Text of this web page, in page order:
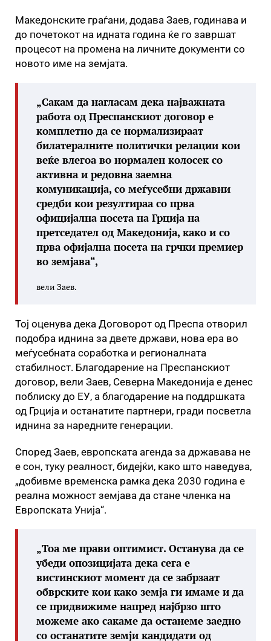
Македонските граѓани, додава Заев, годинава и
до почетокот на идната година ќе го завршат
процесот на промена на личните документи со
новото име на земјата.
„Сакам да нагласам дека најважната
работа од Преспанскиот договор е
комплетно да се нормализираат
билатералните политички релации кои
веќе влегоа во нормален колосек со
активна и редовна заемна
комуникација, со меѓусебни државни
средби кои резултираа со прва
официјална посета на Грција на
претседател од Македонија, како и со
прва офијална посета на грчки премиер
во земјава“,
вели Заев.
Тој оценува дека Договорот од Преспа отворил
подобра иднина за двете држави, нова ера во
меѓусебната соработка и регионалната
стабилност. Благодарение на Преспанскиот
договор, вели Заев, Северна Македонија е денес
поблиску до ЕУ, а благодарение на поддршката
од Грција и останатите партнери, гради посветла
иднина за наредните генерации.
Според Заев, европската агенда за државава не
е сон, туку реалност, бидејќи, како што наведува,
„добивме временска рамка дека 2030 година е
реална можност земјава да стане членка на
Европската Унија“.
„Тоа ме прави оптимист. Останува да се
убеди опозицијата дека сега е
вистинскиот момент да се забрзаат
обврските кои како земја ги имаме и да
се придвижиме напред најбрзо што
можеме ако сакаме да останеме заедно
со останатите земји кандидати од